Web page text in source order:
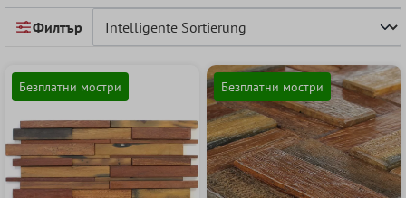
Филтър
Безплатни мостри Безплатни мостри